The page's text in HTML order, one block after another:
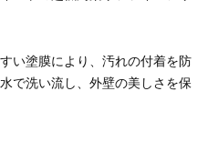
い塗膜により、汚れの付着を防
で洗い流し、外壁の美しさを保